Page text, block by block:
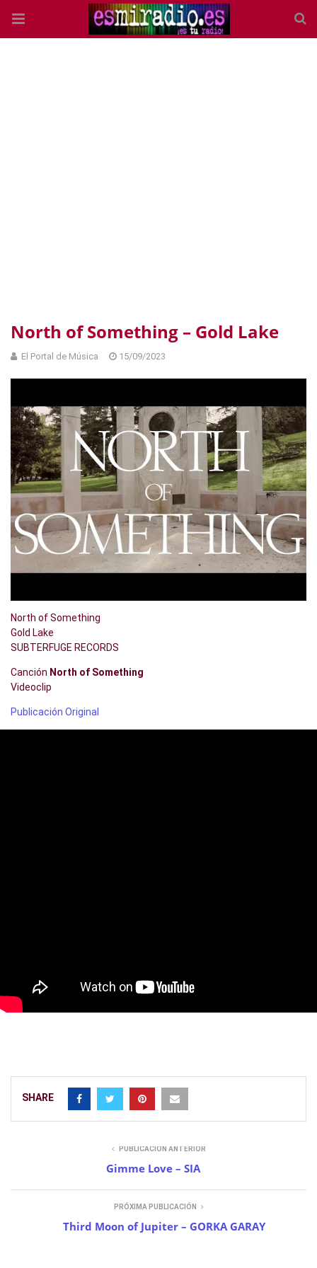
North of Something – Gold Lake
El Portal de Música 15/09/2023
North of Something
Gold Lake
SUBTERFUGE RECORDS
Canción North of Something
Videoclip
Publicación Original
SHARE
PUBLICACIÓN ANTERIOR
Gimme Love – SIA
PRÓXIMA PUBLICACIÓN
Third Moon of Jupiter – GORKA GARAY